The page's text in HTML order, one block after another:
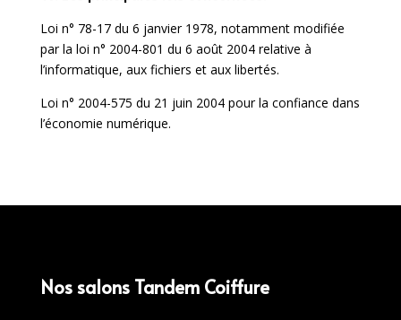
Loi n° 78-17 du 6 janvier 1978, notamment modifiée
par la loi n° 2004-801 du 6 août 2004 relative à
l’informatique, aux fichiers et aux libertés.
Loi n° 2004-575 du 21 juin 2004 pour la confiance dans
l’économie numérique.
Nos salons Tandem Coiffure